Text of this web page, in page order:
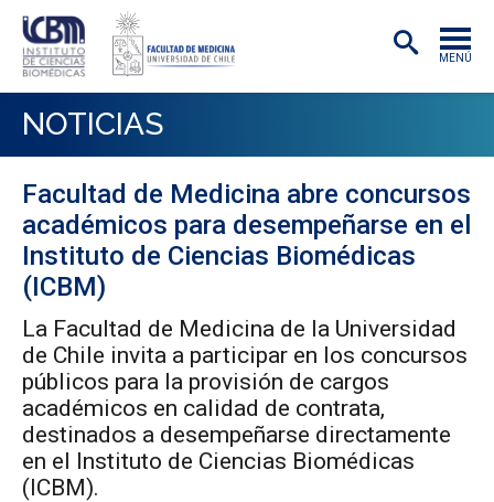
MENÚ
ACADÉMICAS/OS
INVESTIGACIÓN
PREGRADO
PUBLICACIONES
EXTENSIÓN
NOTICIAS
Facultad de Medicina abre concursos
académicos para desempeñarse en el
Instituto de Ciencias Biomédicas
(ICBM)
La Facultad de Medicina de la Universidad
de Chile invita a participar en los concursos
públicos para la provisión de cargos
académicos en calidad de contrata,
destinados a desempeñarse directamente
en el Instituto de Ciencias Biomédicas
(ICBM).